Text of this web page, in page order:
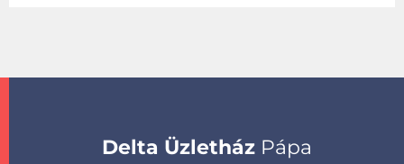
Delta ÜzletházPápa